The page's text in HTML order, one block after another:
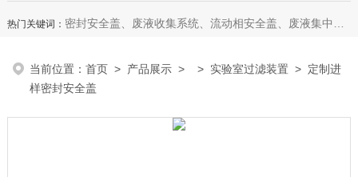
热门关键词： 密封安全盖、废液收集系统、流动相安全盖、废液集中收集系统、废液收集漏斗，全自动溶出杯清洗仪、全自动溶出脱气机、无管道通风柜、无管道药品柜
当前位置：首页 > 产品展示 > > 实验室过滤装置 > 定制进
样密封安全盖